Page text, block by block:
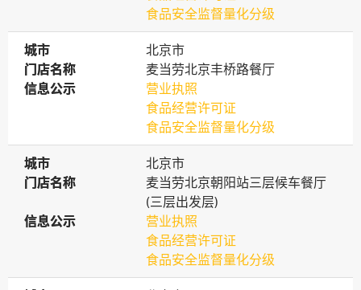
食品安全监督量化分级
城市
城市
北京市
门店名称
门店名称
麦当劳北京丰桥路餐厅
信息公示
信息公示
营业执照
食品经营许可证
食品安全监督量化分级
城市
城市
北京市
门店名称
门店名称
麦当劳北京朝阳站三层候车餐厅
(三层出发层)
信息公示
信息公示
营业执照
食品经营许可证
食品安全监督量化分级